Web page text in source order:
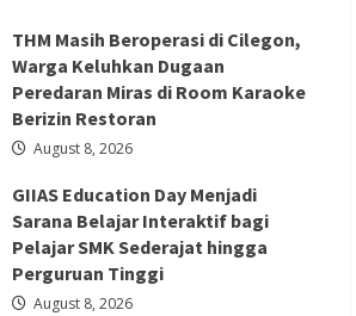
THM Masih Beroperasi di Cilegon,
Warga Keluhkan Dugaan
Peredaran Miras di Room Karaoke
Berizin Restoran
August 8, 2026
GIIAS Education Day Menjadi
Sarana Belajar Interaktif bagi
Pelajar SMK Sederajat hingga
Perguruan Tinggi
August 8, 2026